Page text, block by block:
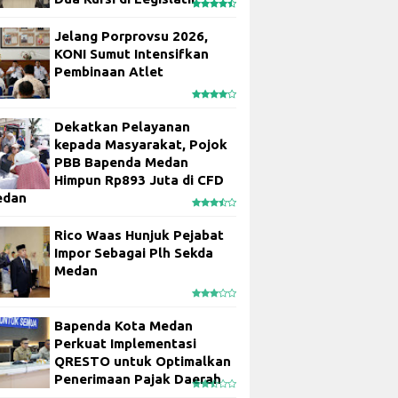
Jelang Porprovsu 2026,
KONI Sumut Intensifkan
Pembinaan Atlet
Dekatkan Pelayanan
kepada Masyarakat, Pojok
PBB Bapenda Medan
Himpun Rp893 Juta di CFD
Rico Waas Hunjuk Pejabat
Impor Sebagai Plh Sekda
Medan
Bapenda Kota Medan
Perkuat Implementasi
QRESTO untuk Optimalkan
Penerimaan Pajak Daerah